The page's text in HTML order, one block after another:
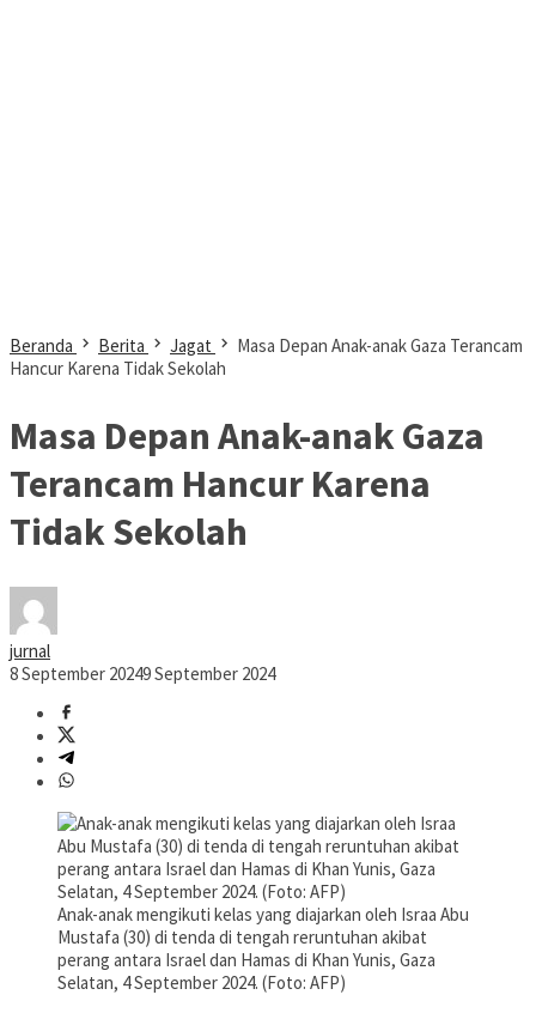
Beranda Berita Jagat
Masa Depan Anak-anak Gaza Terancam
Hancur Karena Tidak Sekolah
Masa Depan Anak-anak Gaza
Terancam Hancur Karena
Tidak Sekolah
jurnal
8 September 20249 September 2024
Anak-anak mengikuti kelas yang diajarkan oleh Israa Abu
Mustafa (30) di tenda di tengah reruntuhan akibat
perang antara Israel dan Hamas di Khan Yunis, Gaza
Selatan, 4 September 2024. (Foto: AFP)